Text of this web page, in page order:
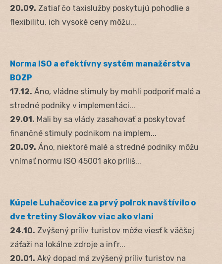
20.09. Zatiaľ čo taxislužby poskytujú pohodlie a
flexibilitu, ich vysoké ceny môžu...
Norma ISO a efektívny systém manažérstva
BOZP
17.12. Áno, vládne stimuly by mohli podporiť malé a
stredné podniky v implementáci...
29.01. Mali by sa vlády zasahovať a poskytovať
finančné stimuly podnikom na implem...
20.09. Áno, niektoré malé a stredné podniky môžu
vnímať normu ISO 45001 ako príliš...
Kúpele Luhačovice za prvý polrok navštívilo o
dve tretiny Slovákov viac ako vlani
24.10. Zvýšený príliv turistov môže viesť k väčšej
záťaži na lokálne zdroje a infr...
20.01. Aký dopad má zvýšený príliv turistov na